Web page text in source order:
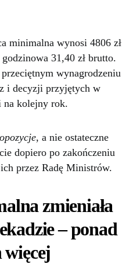
minimalna wynosi 4806 zł
31,40 zł brutto.
wynagrodzeniu
i decyzji przyjętych w
na kolejny rok.
, a nie ostateczne
dopiero po zakończeniu
przez Radę Ministrów.
zmieniała
– ponad
więcej